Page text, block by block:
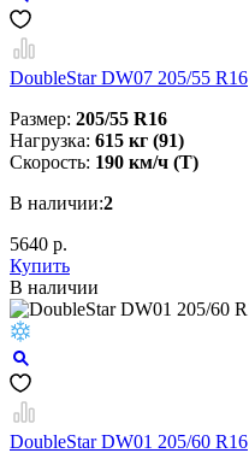
DoubleStar DW07 205/55 R16
Размер: 205/55 R16
Нагрузка: 615 кг (91)
Скорость: 190 км/ч (T)
В наличии:2
5640 р.
Купить
В наличии
DoubleStar DW01 205/60 R16